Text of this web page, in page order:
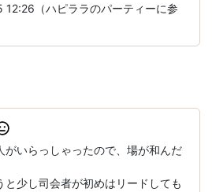
（ハピララのパーティーに参
がいらっしゃったので、場が和んだ
と少し司会者が初めはリードしても